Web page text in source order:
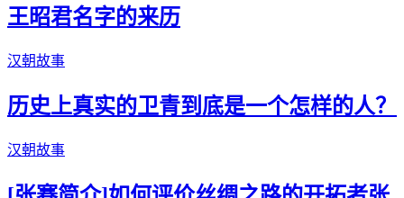
王昭君名字的来历
汉朝故事
历史上真实的卫青到底是一个怎样的人？
汉朝故事